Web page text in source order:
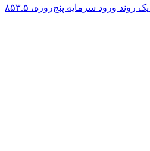
صندوق‌های ETF بیت‌کوین در یک روند ورود سرمایه پنج‌روزه، ۸۵۳.۵